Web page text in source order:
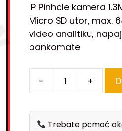
IP Pinhole kamera
Micro SD utor, max.
video analitiku,
bankomate
- +
Trebate pomoć